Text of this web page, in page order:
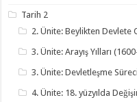
Tarih 2
2. Ünite: Beylikten Devlete
3. Ünite: Arayış Yılları
3. Ünite: Devletleşme
4. Ünite: 18. yüzyılda